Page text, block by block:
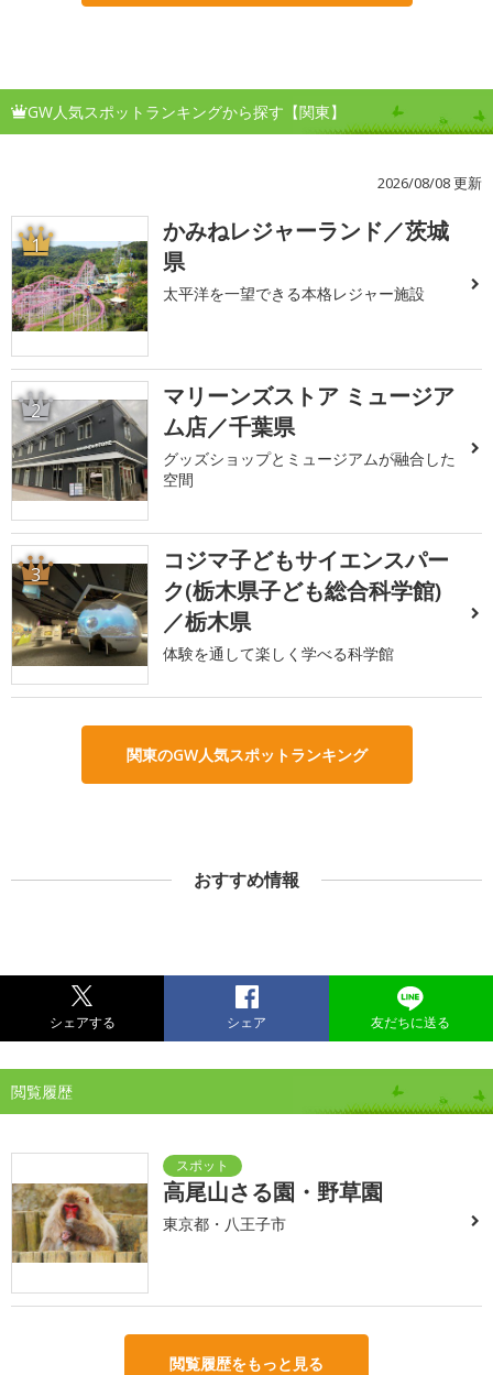
GW人気スポットランキングから探す【関東】
2026/08/08 更新
1
かみねレジャーランド／茨城
県
太平洋を一望できる本格レジャー施設
2
マリーンズストア ミュージア
ム店／千葉県
グッズショップとミュージアムが融合した
空間
3
コジマ子どもサイエンスパー
ク(栃木県子ども総合科学館)
／栃木県
体験を通して楽しく学べる科学館
関東のGW人気スポットランキング
おすすめ情報
シェアする シェア 友だちに送る
閲覧履歴
高尾山さる園・野草園
東京都・八王子市
閲覧履歴をもっと見る